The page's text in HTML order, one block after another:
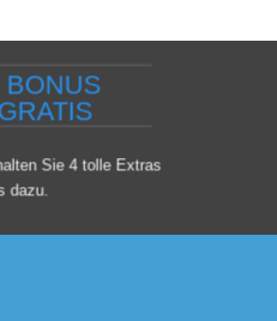
BONUS
Sie 4 tolle Extras
dazu.